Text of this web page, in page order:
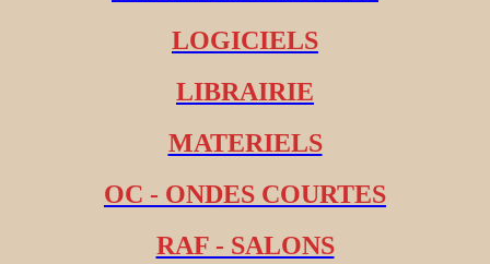
LOGICIELS
LIBRAIRIE
MATERIELS
OC - ONDES COURTES
RAF - SALONS